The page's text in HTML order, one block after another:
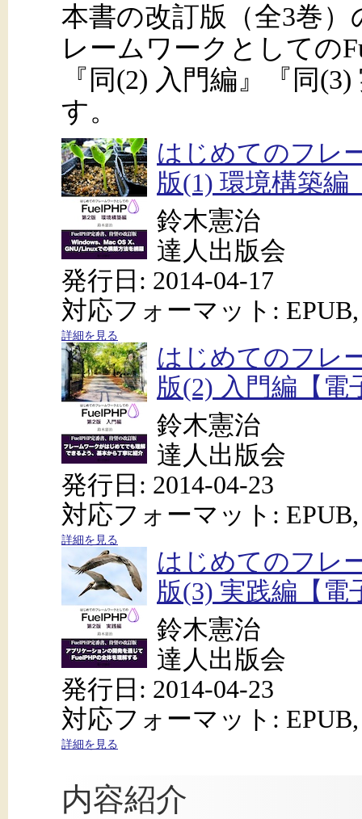
本書の改訂版（全3巻
レームワークとしての
『同(2) 入門編』『同
す。
はじめてのフレ
版(1) 環境構築編
鈴木憲治
達人出版会
発行日: 2014-04-17
対応フォーマット: EPUB,
詳細を見る
はじめてのフレ
版(2) 入門編【電
鈴木憲治
達人出版会
発行日: 2014-04-23
対応フォーマット: EPUB,
詳細を見る
はじめてのフレ
版(3) 実践編【電
鈴木憲治
達人出版会
発行日: 2014-04-23
対応フォーマット: EPUB,
詳細を見る
内容紹介